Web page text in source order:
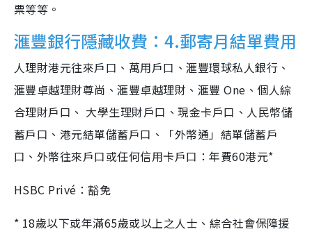
票等等。
滙豐銀行隱藏收費：4.郵寄月結單費用
人理財港元往來戶口、萬用戶口、滙豐環球私人銀行、
滙豐卓越理財尊尚、滙豐卓越理財、滙豐 One、個人綜
合理財戶口、 大學生理財戶口、現金卡戶口、人民幣儲
蓄戶口、港元結單儲蓄戶口、「外幣通」結單儲蓄戶
口、外幣往來戶口或任何信用卡戶口：年費60港元*
HSBC Privé：豁免
* 18歲以下或年滿65歲或以上之人士、綜合社會保障援